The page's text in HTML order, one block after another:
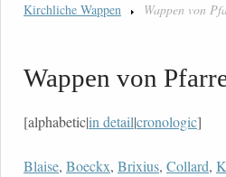
Kirchliche Wappen
Wappen von
Wappen von
[alphabetic|in detail|cronologic]
Blaise, Boeckx, Brixius, Collard,